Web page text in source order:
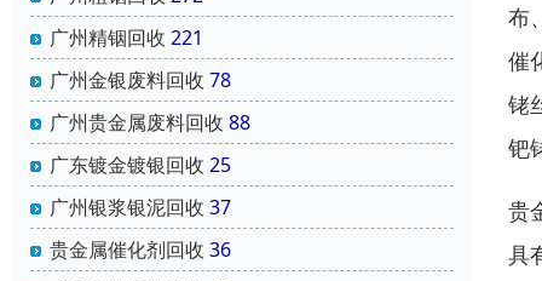
广州精铟回收 221
广州金银废料回收 78
广州贵金属废料回收 88
广东镀金镀银回收 25
广州银浆银泥回收 37
贵金属催化剂回收 36
布
催
铑
钯
贵
具